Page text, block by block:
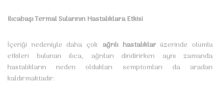
Ilıcabaşı Termal Sularının Hastalıklara Etkisi
İçeriği nedeniyle daha çok ağrılı hastalıklarüzerinde olumlu
etkileri bulunan ılıca, ağrıları dindirirken aynı zamanda
hastalıkların neden oldukları semptomları da aradan
kaldırmaktadır: